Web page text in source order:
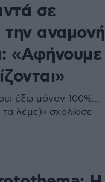
σε
αναμονή
«Αφήνουμε
έξω μόνον 100%…
λέμε)» σχολίασε